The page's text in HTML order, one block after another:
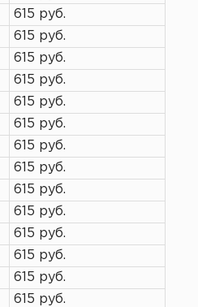
615 руб.
615 руб.
615 руб.
615 руб.
615 руб.
615 руб.
615 руб.
615 руб.
615 руб.
615 руб.
615 руб.
615 руб.
615 руб.
615 руб.